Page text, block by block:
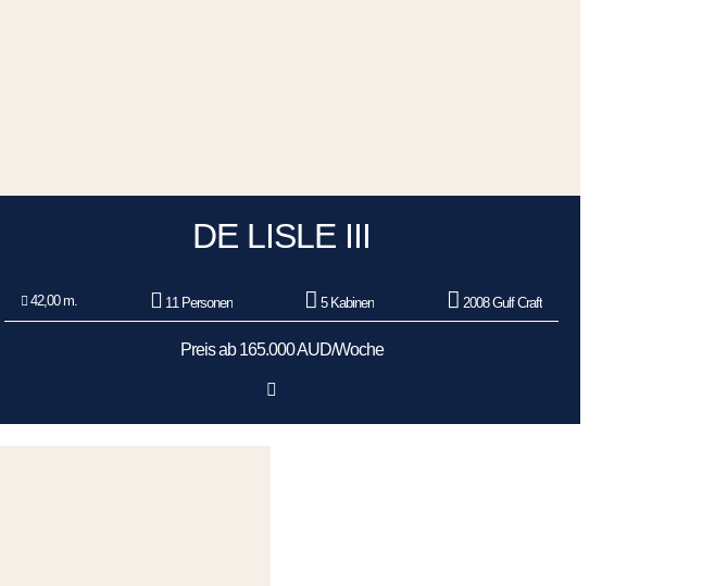
DE LISLE III
42,00 m. 11 Personen 5 Kabinen 2008 Gulf Craft
Preis ab 165.000 AUD/Woche